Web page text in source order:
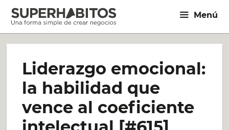
Saltar
contenido
Menú
Liderazgo emocional:
la habilidad que
vence al coeficiente